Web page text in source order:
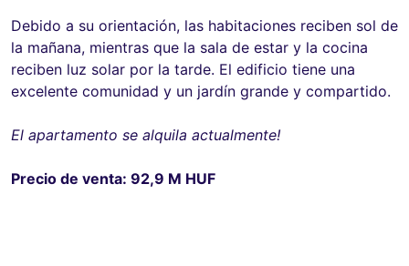
Debido a su orientación, las habitaciones reciben sol de
la mañana, mientras que la sala de estar y la cocina
reciben luz solar por la tarde. El edificio tiene una
excelente comunidad y un jardín grande y compartido.
El apartamento se alquila actualmente!
Precio de venta: 92,9 M HUF